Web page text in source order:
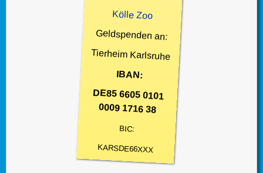
Kölle Zoo
Geldspenden an:
Tierheim Karlsruhe
IBAN:
DE85 6605 0101
0009 1716 38
BIC:
KARSDE66XXX